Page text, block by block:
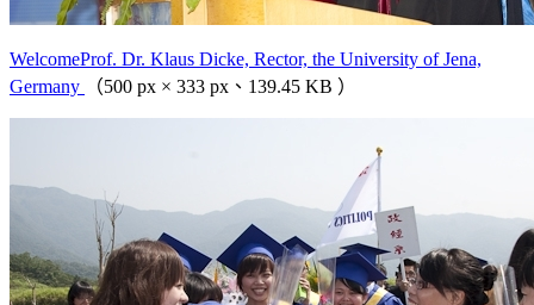
WelcomeProf. Dr. Klaus Dicke, Rector, the University of Jena,
Germany
（500 px × 333 px、139.45 KB ）